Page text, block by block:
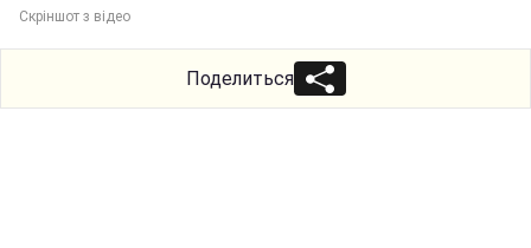
Скріншот з відео
Поделиться